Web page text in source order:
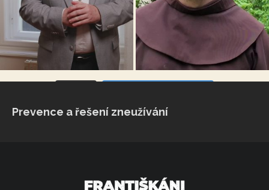
Prevence a řešení zneužívání